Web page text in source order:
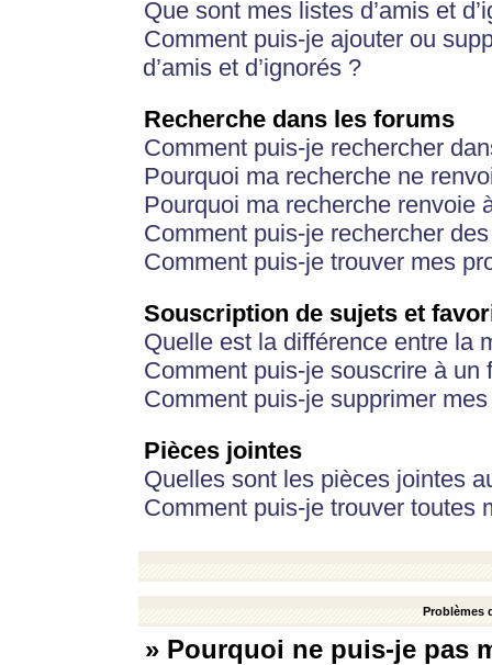
Que sont mes listes d’amis et
Comment puis-je ajouter ou
d’amis et d’ignorés ?
Recherche dans les forums
Comment puis-je rechercher
Pourquoi ma recherche ne
Pourquoi ma recherche renvoie
Comment puis-je rechercher
Comment puis-je trouver mes
Souscription de sujets et
Quelle est la différence entre la
Comment puis-je souscrire à
Comment puis-je supprimer
Pièces jointes
Quelles sont les pièces jointes
Comment puis-je trouver toutes
Problèmes
» Pourquoi ne puis-je pas